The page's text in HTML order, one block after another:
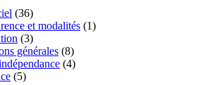
(36)
et modalités (1)
(3)
générales (8)
(4)
(5)